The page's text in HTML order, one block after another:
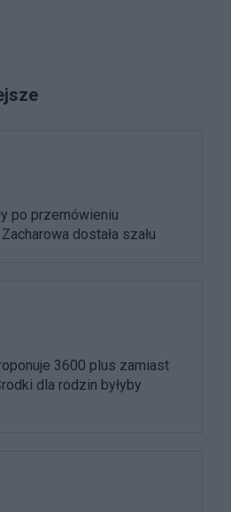
po przemówieniu
dostała szału
3600 plus zamiast
dla rodzin byłyby